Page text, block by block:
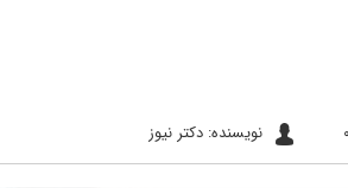
نویسنده: دکتر نیوز